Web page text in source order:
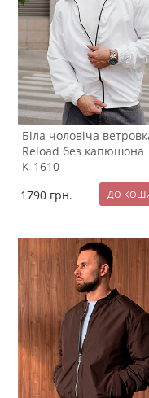
Біла чоловіча
Reload без капюшона
К-1610
1790 грн.